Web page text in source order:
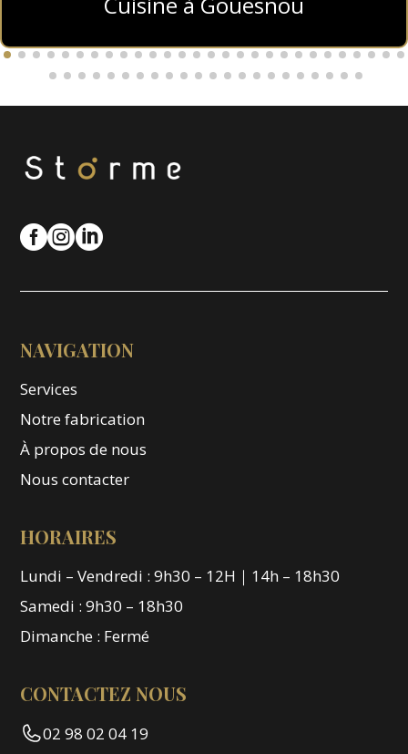

NAVIGATION
Services
Notre fabrication
À propos de nous
Nous contacter
HORAIRES
Lundi – Vendredi : 9h30 – 12H｜14h – 18h30
Samedi : 9h30 – 18h30
Dimanche : Fermé
CONTACTEZ NOUS
02 98 02 04 19